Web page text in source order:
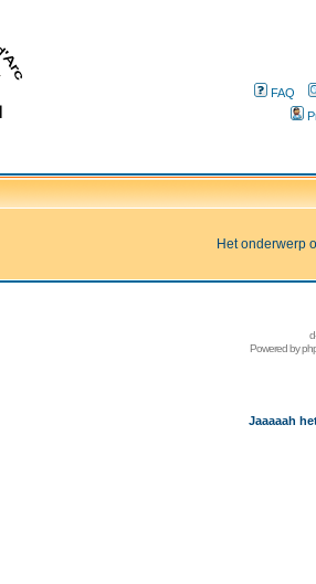
FAQ
Het onderwerp
Powered by
Jaaaaah